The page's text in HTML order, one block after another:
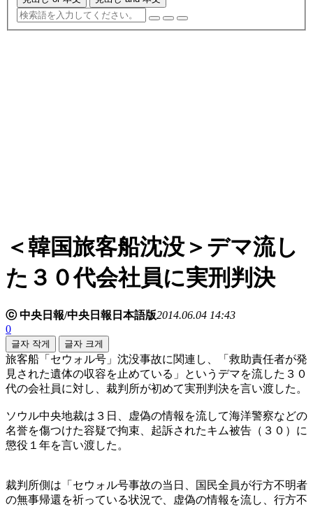
＜韓国旅客船沈没＞デマ流し
た３０代会社員に実刑判決
ⓒ 中央日報/中央日報日本語版2014.06.04 14:43
0
글자 작게 글자 크게
旅客船「セウォル号」沈没事故に関連し、「救助責任者が発
見された遺体の収容を止めている」というデマを流した３０
代の会社員に対し、裁判所が初めて実刑判決を言い渡した。
ソウル中央地裁は３日、虚偽の情報を流して海洋警察などの
名誉を傷つけた容疑で拘束、起訴されたキム被告（３０）に
懲役１年を言い渡した。
裁判所側は「セウォル号事故の当日、国民全員が行方不明者
の無事帰還を祈っている状況で、虚偽の情報を流し、行方不